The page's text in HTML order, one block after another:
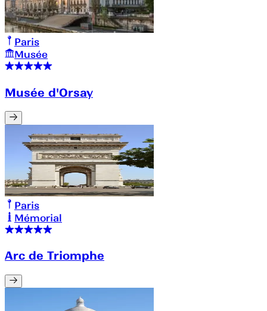
Paris
Musée
Musée d'Orsay
Paris
Mémorial
Arc de Triomphe